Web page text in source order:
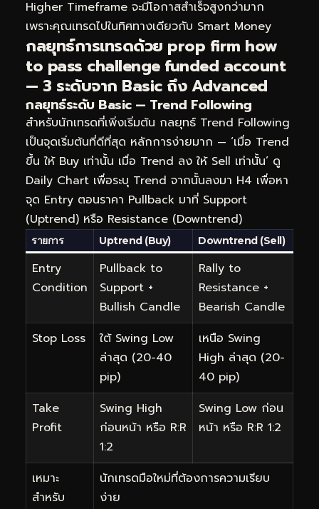
Higher Timeframe จะมีโอกาสสำเร็จสูงกว่ามาก
เพราะคุณเทรดไปในทิศทางเดียวกับ Smart Money
กลยุทธ์การเทรดด้วย prop firm how
to pass challenge funded account
— 3 ระดับจาก Basic ถึง Advanced
กลยุทธ์ระดับ Basic — Trend Following
สำหรับนักเทรดที่เพิ่งเริ่มต้น กลยุทธ์ Trend Following
เป็นจุดเริ่มต้นที่ดีที่สุด หลักการง่ายมาก — ‘เมื่อ Trend
ขึ้น ให้ Buy เท่านั้น เมื่อ Trend ลง ให้ Sell เท่านั้น’ ดู
Daily Chart เพื่อระบุ Trend จากนั้นลงมา H4 เพื่อหา
จุด Entry ตอนราคา Pullback มาที่ Support
(Uptrend) หรือ Resistance (Downtrend)
รายการ Uptrend (Buy) Downtrend (Sell)
Entry
Condition
Pullback to
Support +
Bullish Candle
Rally to
Resistance +
Bearish Candle
Stop Loss
ใต้ Swing Low
ล่าสุด (20-40
pip)
เหนือ Swing
High ล่าสุด (20-
40 pip)
Take
Profit
Swing High
ก่อนหน้า หรือ R:R
1:2
Swing Low ก่อน
หน้า หรือ R:R 1:2
เหมาะ
สำหรับ
นักเทรดมือใหม่ที่ต้องการความเรียบ
ง่าย